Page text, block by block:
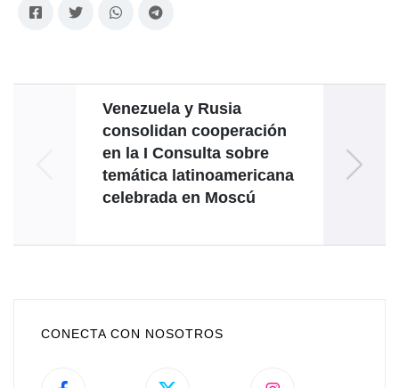
Venezuela y Rusia
consolidan cooperación
en la I Consulta sobre
temática latinoamericana
celebrada en Moscú
CONECTA CON NOSOTROS